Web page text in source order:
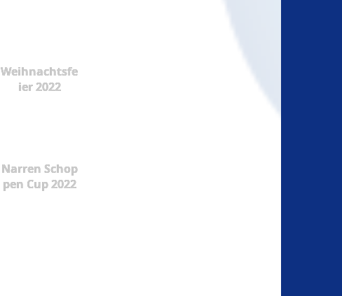
Weihnachtsfe
ier 2022
Narren Schop
pen Cup 2022